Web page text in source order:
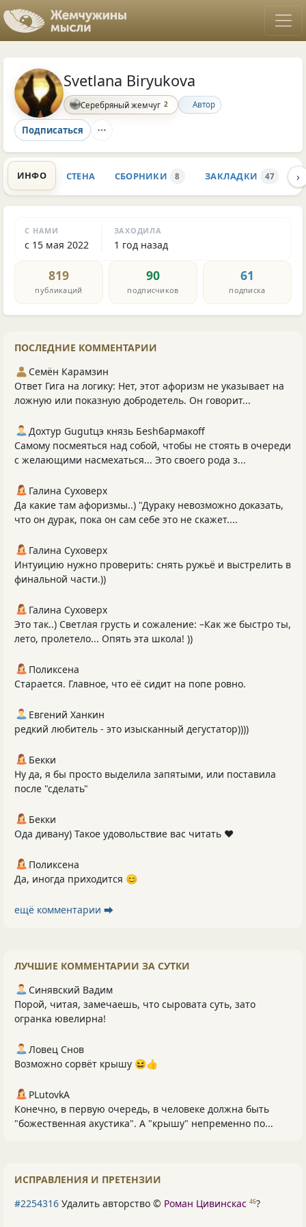
Svetlana Biryukova
Серебряный жемчуг 2 Автор
Подписаться
ИНФО СТЕНА СБОРНИКИ 8 ЗАКЛАДКИ 47 ›
С НАМИ
с 15 мая 2022
ЗАХОДИЛА
1 год назад
819
публикаций
90
подписчиков
61
подписка
ПОСЛЕДНИЕ КОММЕНТАРИИ
Семён Карамзин
Ответ Гига на логику: Нет, этот афоризм не указывает на
ложную или показную добродетель. Он говорит...
Дохтур Gugutцэ князь Беshбармакоff
Самому посмеяться над собой, чтобы не стоять в очереди
с желающими насмехаться... Это своего рода з...
Галина Суховерх
Да какие там афоризмы..) "Дураку невозможно доказать,
что он дурак, пока он сам себе это не скажет....
Галина Суховерх
Интуицию нужно проверить: снять ружьё и выстрелить в
финальной части.))
Галина Суховерх
Это так..) Светлая грусть и сожаление: –Как же быстро ты,
лето, пролетело... Опять эта школа! ))
Поликсена
Старается. Главное, что её сидит на попе ровно.
Евгений Ханкин
редкий любитель - это изысканный дегустатор))))
Бекки
Ну да, я бы просто выделила запятыми, или поставила
после "сделать"
Бекки
Ода дивану) Такое удовольствие вас читать ❤️
Поликсена
Да, иногда приходится 😊
ещё комментарии ⮕
ЛУЧШИЕ КОММЕНТАРИИ ЗА СУТКИ
Синявский Вадим
Порой, читая, замечаешь, что сыровата суть, зато
огранка ювелирна!
Ловец Снов
Возможно сорвёт крышу 😆👍
PLutоvkА
Конечно, в первую очередь, в человеке должна быть
"божественная акустика". А "крышу" непременно по...
ИСПРАВЛЕНИЯ И ПРЕТЕНЗИИ
#2254316 Удалить авторство © Роман Цивинскас 46?